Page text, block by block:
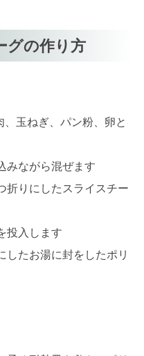
グの作り方
玉ねぎ、パン粉、卵と
みながら混ぜます
折りにしたスライスチー
投入します
したお湯に封をしたポリ